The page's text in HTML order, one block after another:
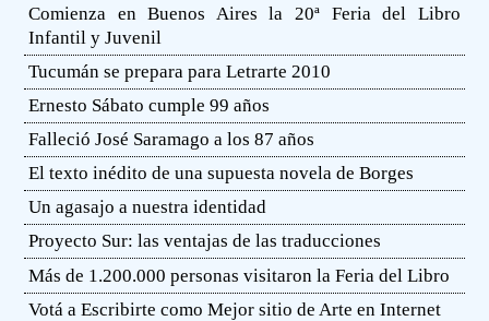
Comienza en Buenos Aires la 20ª Feria del Libro
Infantil y Juvenil
Tucumán se prepara para Letrarte 2010
Ernesto Sábato cumple 99 años
Falleció José Saramago a los 87 años
El texto inédito de una supuesta novela de Borges
Un agasajo a nuestra identidad
Proyecto Sur: las ventajas de las traducciones
Más de 1.200.000 personas visitaron la Feria del Libro
Votá a Escribirte como Mejor sitio de Arte en Internet